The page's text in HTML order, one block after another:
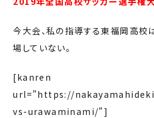
今大会、私の指導する東福岡高校
場していない。
[kanren
url=”https://
vs-urawaminami/”]